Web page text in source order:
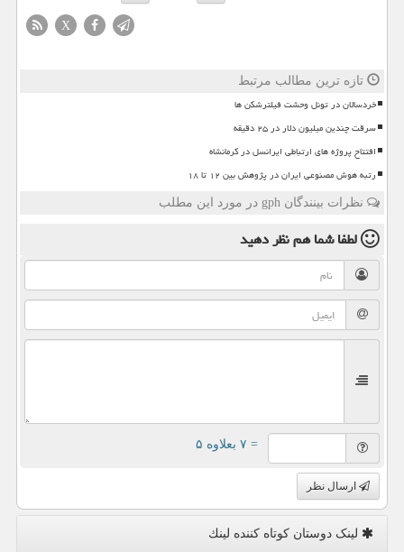
X
تازه ترین مطالب مرتبط
خردسالان در تونل وحشت فیلترشکن ها
سرقت چندین میلیون دلار در ۲۵ دقیقه
افتتاح پروژه های ارتباطی ایرانسل در کرمانشاه
رتبه هوش مصنوعی ایران در پژوهش بین ۱۲ تا ۱۸
نظرات بینندگان gph در مورد این مطلب
لطفا شما همنظر دهید
= ۷ بعلاوه ۵
ارسال نظر
لینک دوستان كوتاه كننده لینك